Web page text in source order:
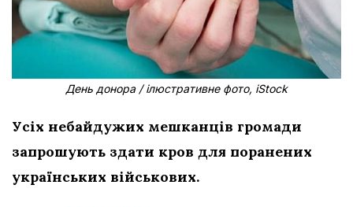
День донора / ілюстративне фото, іStock
Усіх небайдужих мешканців громади
запрошують здати кров для поранених
українських військових.